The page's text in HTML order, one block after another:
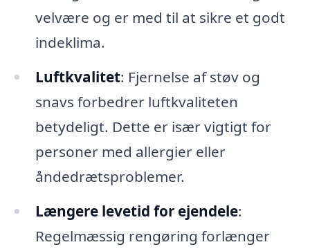
velvære og er med til at sikre et godt
indeklima.
Luftkvalitet: Fjernelse af støv og
snavs forbedrer luftkvaliteten
betydeligt. Dette er især vigtigt for
personer med allergier eller
åndedrætsproblemer.
Længere levetid for ejendele:
Regelmæssig rengøring forlænger